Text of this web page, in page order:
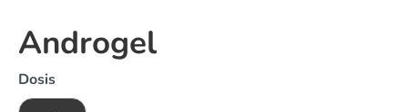
Androgel
Dosis